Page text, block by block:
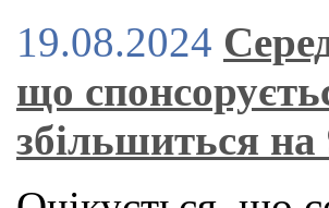
19.08.2024
що
збільшиться